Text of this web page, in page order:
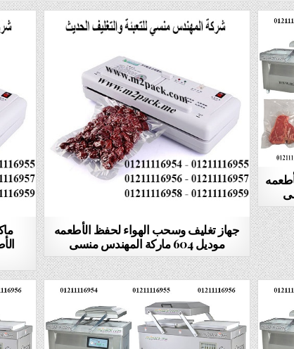
جهاز تغليف وسحب الهواء لحفظ الأطعمه
موديل 604 ماركة المهندس منسى